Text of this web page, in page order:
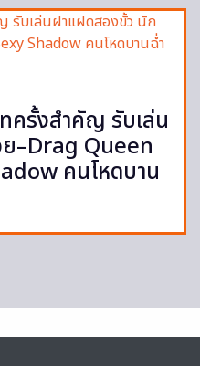
ครั้งสำคัญ รับเล่น
–Drag Queen
คนโหดบาน